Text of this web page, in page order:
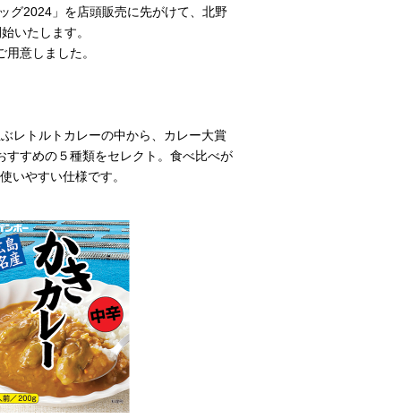
グ2024」を店頭販売に先がけて、北野
いたします。
意しました。
レトルトカレーの中から、カレー大賞
すめの５種類をセレクト。食べ比べが
いやすい仕様です。